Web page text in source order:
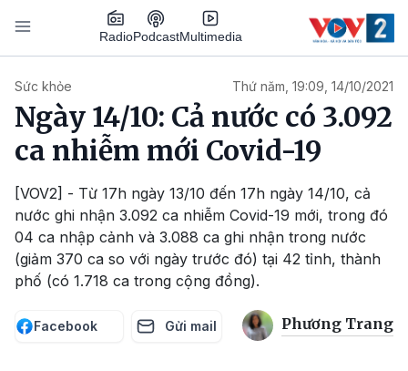
Nhảy đến nội dung
RadioPodcastMultimedia
Sức khỏe Thứ năm, 19:09, 14/10/2021
Ngày 14/10: Cả nước có 3.092
ca nhiễm mới Covid-19
[VOV2] - Từ 17h ngày 13/10 đến 17h ngày 14/10, cả
nước ghi nhận 3.092 ca nhiễm Covid-19 mới, trong đó
04 ca nhập cảnh và 3.088 ca ghi nhận trong nước
(giảm 370 ca so với ngày trước đó) tại 42 tỉnh, thành
phố (có 1.718 ca trong cộng đồng).
Facebook Gửi mail Phương Trang